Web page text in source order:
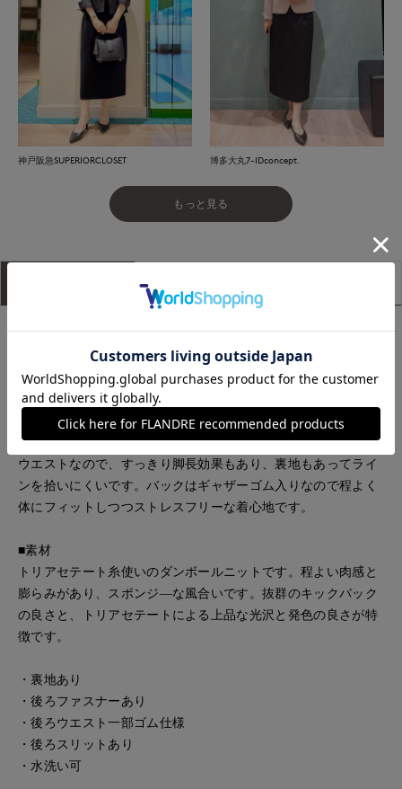
神戸阪急SUPERIORCLOSET 博多大丸7-IDconcept.
もっと見る
【セレモニー 卒園式 卒業式 入園式 入学式 フォーマル ハレの
■デザイン
美しいシルエットのデザインタイトスカート。伸縮性があり、
上品な光沢と発色の良さが特徴の素材を使用しています。ハイ
ウエストなので、すっきり脚長効果もあり、裏地もあってライ
ンを拾いにくいです。バックはギャザーゴム入りなので程よく
体にフィットしつつストレスフリーな着心地です。
■素材
トリアセテート糸使いのダンボールニットです。程よい肉感と
膨らみがあり、スポンジ―な風合いです。抜群のキックバック
の良さと、トリアセテートによる上品な光沢と発色の良さが特
徴です。
・裏地あり
・後ろファスナーあり
・後ろウエスト一部ゴム仕様
・後ろスリットあり
・水洗い可